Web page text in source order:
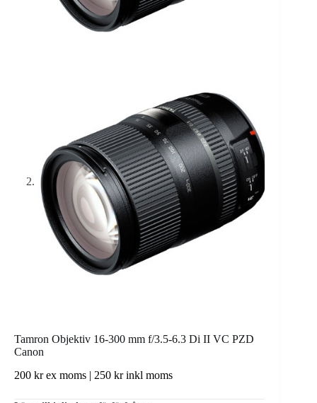
Tamron Objektiv 16-300 mm f/3.5-6.3 Di II VC PZD
Canon
200 krex moms | 250 krinkl moms